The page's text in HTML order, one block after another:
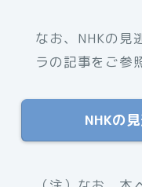
なお、NHKの見
ラの記事をご参
NHKの